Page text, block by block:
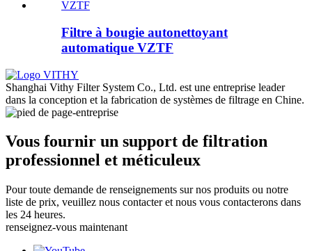
Filtre à bougie autonettoyant
automatique VZTF
Shanghai Vithy Filter System Co., Ltd. est une entreprise leader
dans la conception et la fabrication de systèmes de filtrage en Chine.
Vous fournir un support de filtration
professionnel et méticuleux
Pour toute demande de renseignements sur nos produits ou notre
liste de prix, veuillez nous contacter et nous vous contacterons dans
les 24 heures.
renseignez-vous maintenant